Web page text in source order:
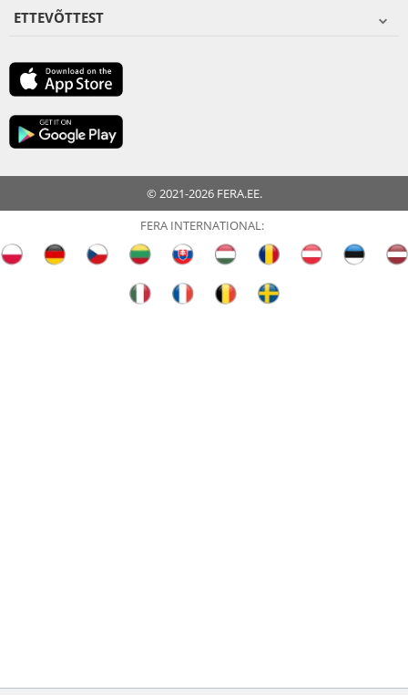
ETTEVÕTTEST
© 2021-2026 FERA.EE.
FERA INTERNATIONAL: